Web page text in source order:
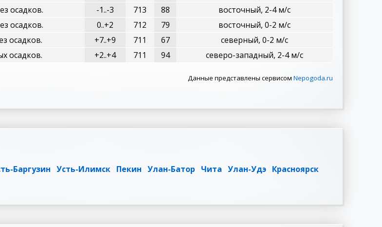
осадков. -1..-3 713 88
восточный, 2-4 м/с
осадков. 0..+2 712 79
восточный, 0-2 м/с
осадков. +7..+9 711 67
северный, 0-2 м/с
осадков. +2..+4 711 94 северо-западный, 2-4 м/с
Данные представлены сервисом Nepogoda.ru
Баргузин Усть-Илимск Пекин Улан-Батор Чита Улан-Удэ Красноярск